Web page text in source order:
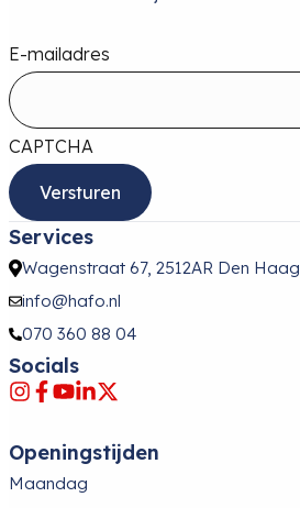
E-mailadres
CAPTCHA
Services
Wagenstraat 67, 2512AR Den Haag
info@hafo.nl
070 360 88 04
Socials
Openingstijden
Maandag